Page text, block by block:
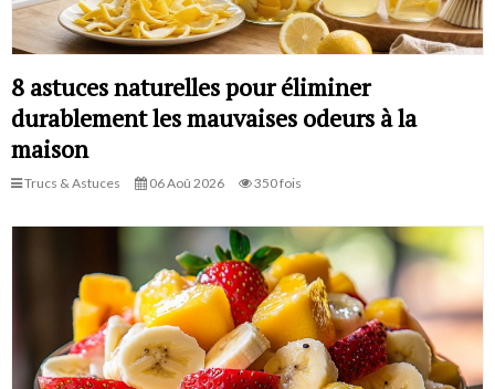
8 astuces naturelles pour éliminer
durablement les mauvaises odeurs à la
maison
Trucs & Astuces 06 Aoû 2026 350 fois